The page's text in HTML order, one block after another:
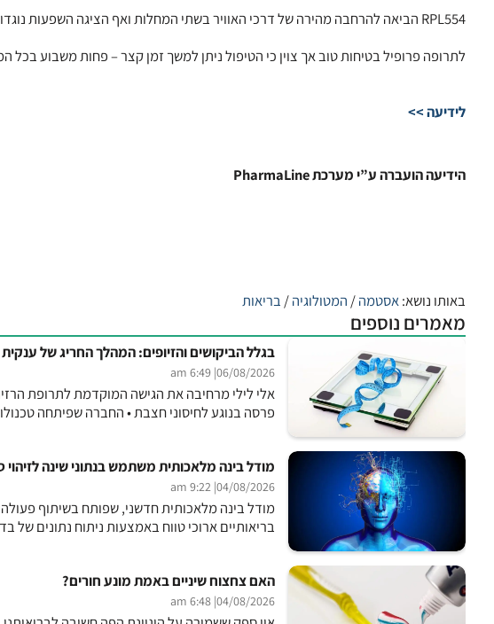
RPL554 הביאה להרחבה מהירה של דרכי האוויר בשתי המחלות ואף הציגה השפעות נוגדות דלקת כפי שנמדד על ידי ספירת תאי הדם הלבנים בכיח.
לתרופה פרופיל בטיחות טוב אך צוין כי הטיפול ניתן למשך זמן קצר – פחות משבוע בכל
לידיעה >>
הידיעה הועברה ע”י מערכת PharmaLine
באותו נושא:אסטמה/ המטולוגיה/ בריאות
מאמרים נוספים
בגלל הביקושים והזיופים: המהלך החריג של
06/08/2026
| 6:49 am
אלי לילי מרחיבה את הגישה המוקדמת לתרופת
פרסה בנוגע לחיסוני חצבת • החברה שפיתחה טכנולוגיה
מודל בינה מלאכותית משתמש בנתוני שינה לזיהוי
04/08/2026
| 9:22 am
בריאותיים ארוכי טווח באמצעות ניתוח נתונים של
האם צחצוח שיניים באמת מונע חורים?
04/08/2026
| 6:48 am